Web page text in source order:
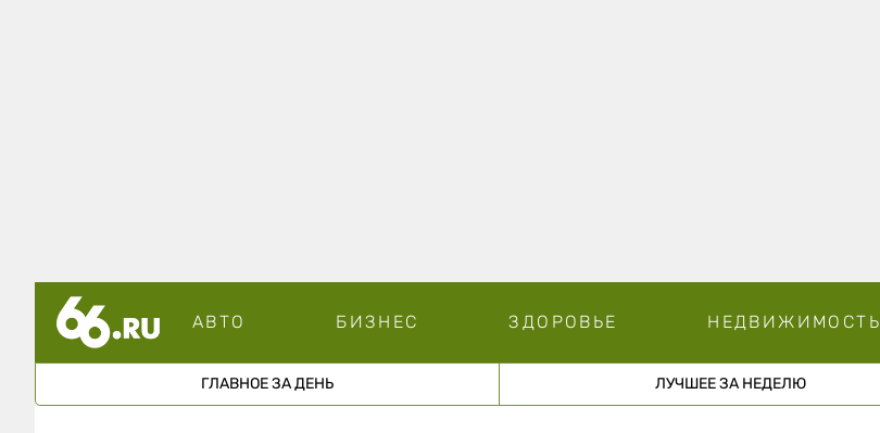
АВТО БИЗНЕС ЗДОРОВЬЕ НЕДВИЖИМОСТЬ
ГЛАВНОЕ ЗА ДЕНЬ ЛУЧШЕЕ ЗА НЕДЕЛЮ